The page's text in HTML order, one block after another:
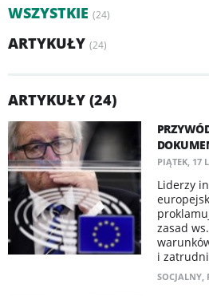
WSZYSTKIE (24)
ARTYKUŁY (24)
ARTYKUŁY (24)
PIĄTEK, 17
Liderzy
zasad
i
SOCJALNY,